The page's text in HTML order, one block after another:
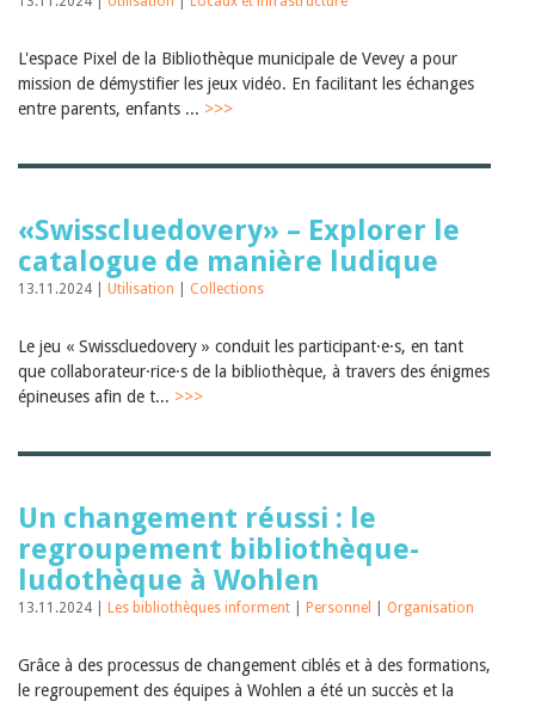
L'espace Pixel de la Bibliothèque municipale de Vevey a pour
mission de démystifier les jeux vidéo. En facilitant les échanges
entre parents, enfants ... >>>
«Swisscluedovery» – Explorer le
catalogue de manière ludique
13.11.2024 | Utilisation Collections
Le jeu « Swisscluedovery » conduit les participant·e·s, en tant
que collaborateur·rice·s de la bibliothèque, à travers des énigmes
épineuses afin de t... >>>
Un changement réussi : le
regroupement bibliothèque-
ludothèque à Wohlen
13.11.2024 | Les bibliothèques informent Personnel Organisation
Grâce à des processus de changement ciblés et à des formations,
le regroupement des équipes à Wohlen a été un succès et la